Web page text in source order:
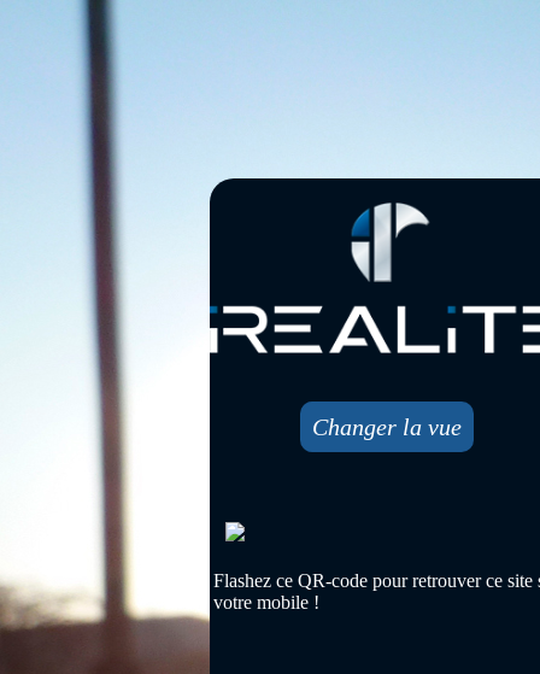
Changer la vue
Flashez ce QR-code pour retrouver ce site
votre mobile !